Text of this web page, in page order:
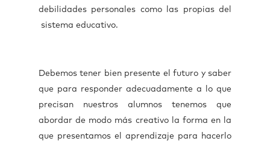
debilidades personales como las propias del
sistema educativo.
Debemos tener bien presente el futuro y saber
que para responder adecuadamente a lo que
precisan nuestros alumnos tenemos que
abordar de modo más creativo la forma en la
que presentamos el aprendizaje para hacerlo